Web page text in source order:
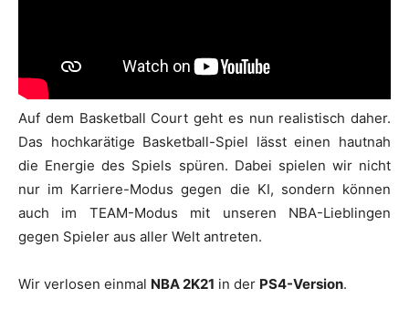
Auf dem Basketball Court geht es nun realistisch daher.
Das hochkarätige Basketball-Spiel lässt einen hautnah
die Energie des Spiels spüren. Dabei spielen wir nicht
nur im Karriere-Modus gegen die KI, sondern können
auch im TEAM-Modus mit unseren NBA-Lieblingen
gegen Spieler aus aller Welt antreten.
Wir verlosen einmal NBA 2K21 in der PS4-Version.